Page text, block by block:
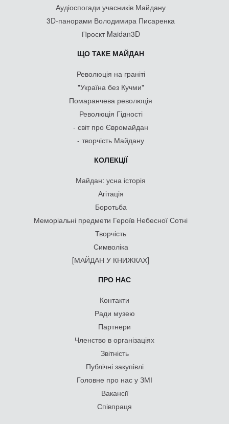
Аудіоспогади учасників Майдану
3D-панорами Володимира Писаренка
Проєкт Maidan3D
ЩО ТАКЕ МАЙДАН
Революція на граніті
"Україна без Кучми"
Помаранчева революція
Революція Гідності
- світ про Євромайдан
- творчість Майдану
КОЛЕКЦІЇ
Майдан: усна історія
Агітація
Боротьба
Меморіальні предмети Героїв Небесної Сотні
Творчість
Символіка
[МАЙДАН У КНИЖКАХ]
ПРО НАС
Контакти
Ради музею
Партнери
Членство в організаціях
Звітність
Публічні закупівлі
Головне про нас у ЗМІ
Вакансії
Співпраця